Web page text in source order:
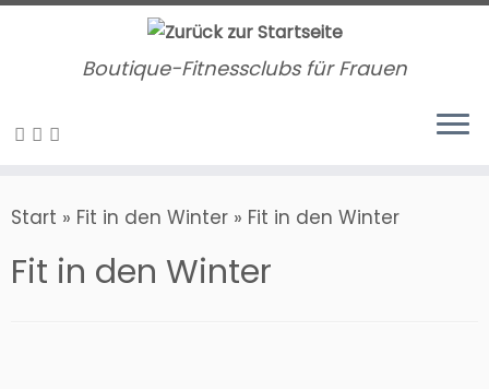
Zum
Boutique-Fitnessclubs für Frauen
Start » Fit in den Winter » Fit in den Winter
Fit in den Winter